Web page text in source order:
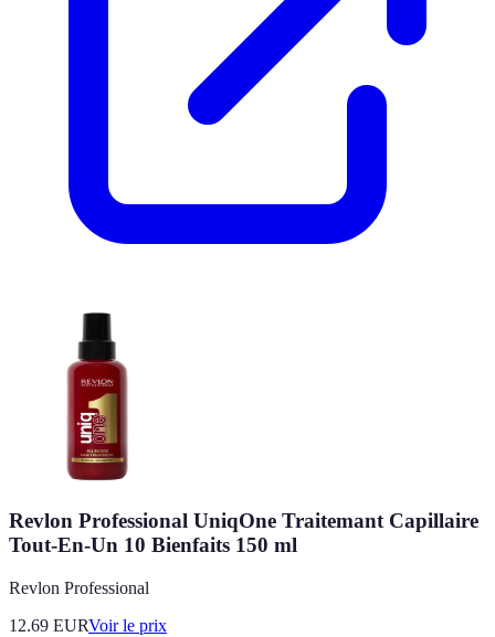
Revlon Professional UniqOne Traitemant Capillaire
Tout-En-Un 10 Bienfaits 150 ml
Revlon Professional
12.69 EURVoir le prix